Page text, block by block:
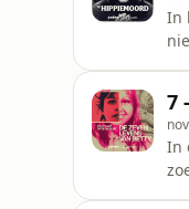
In
7
In